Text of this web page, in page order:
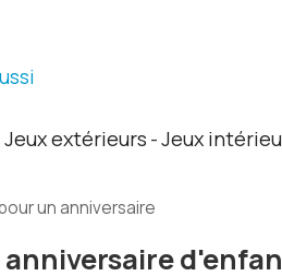
Jeux extérieurs -Jeux
un anniversaire
anniversaire